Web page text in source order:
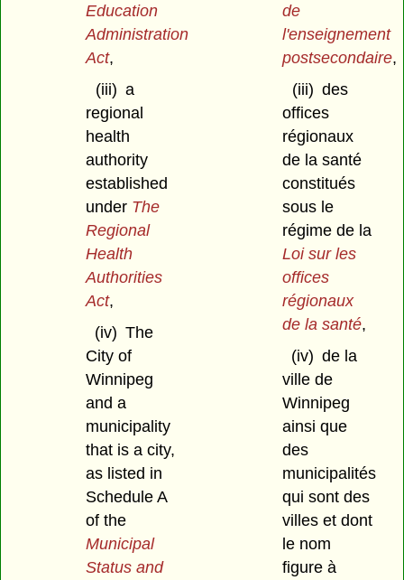
Education
Administration
Act,
(iii) a
regional
health
authority
established
under The
Regional
Health
Authorities
Act,
(iv) The
City of
Winnipeg
and a
municipality
that is a city,
as listed in
Schedule A
of the
Municipal
Status and
de
l'enseignement
postsecondaire,
(iii) des
offices
régionaux
de la santé
constitués
sous le
régime de la
Loi sur les
offices
régionaux
de la santé,
(iv) de la
ville de
Winnipeg
ainsi que
des
municipalités
qui sont des
villes et dont
le nom
figure à